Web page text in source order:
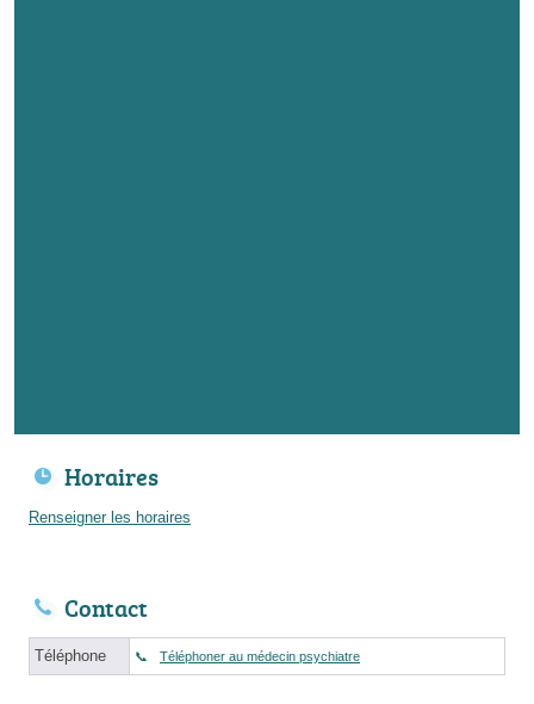
Horaires
Renseigner les horaires
Contact
Téléphone Téléphoner au médecin psychiatre